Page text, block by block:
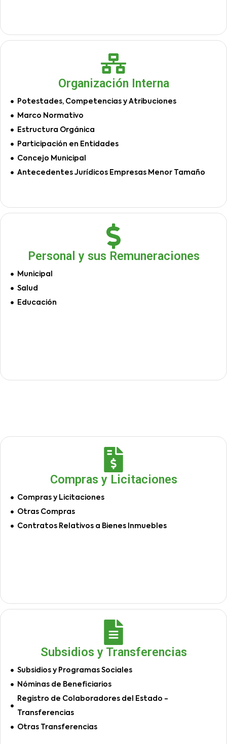
Organización Interna
Potestades, Competencias y Atribuciones
Marco Normativo
Estructura Orgánica
Participación en Entidades
Concejo Municipal
Antecedentes Jurídicos Empresas Menor Tamaño
Personal y sus Remuneraciones
Municipal
Salud
Educación
Compras y Licitaciones
Compras y Licitaciones
Otras Compras
Contratos Relativos a Bienes Inmuebles
Subsidios y Transferencias
Subsidios y Programas Sociales
Nóminas de Beneficiarios
Registro de Colaboradores del Estado -
Transferencias
Otras Transferencias